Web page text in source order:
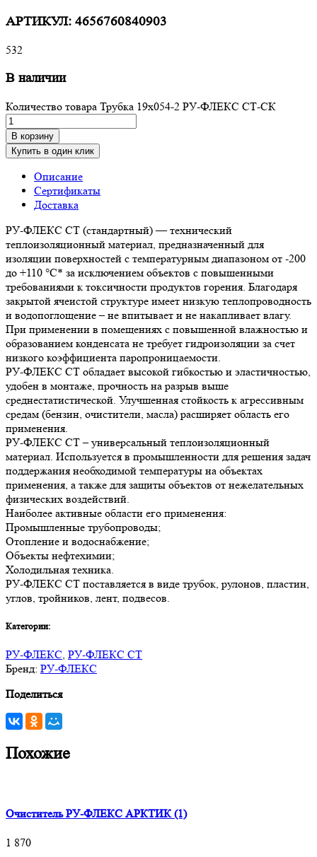
АРТИКУЛ: 4656760840903
532
В наличии
Количество товара Трубка 19х054-2 РУ-ФЛЕКС СТ-СК
В корзину
Купить в один клик
Описание
Сертификаты
Доставка
РУ-ФЛЕКС СТ (стандартный) — технический
теплоизоляционный материал, предназначенный для
изоляции поверхностей с температурным диапазоном от -200
до +110 °С* за исключением объектов с повышенными
требованиями к токсичности продуктов горения. Благодаря
закрытой ячеистой структуре имеет низкую теплопроводность
и водопоглощение – не впитывает и не накапливает влагу.
При применении в помещениях с повышенной влажностью и
образованием конденсата не требует гидроизоляции за счет
низкого коэффициента паропроницаемости.
РУ-ФЛЕКС СТ обладает высокой гибкостью и эластичностью,
удобен в монтаже, прочность на разрыв выше
среднестатистической. Улучшенная стойкость к агрессивным
средам (бензин, очистители, масла) расширяет область его
применения.
РУ-ФЛЕКС СТ – универсальный теплоизоляционный
материал. Используется в промышленности для решения задач
поддержания необходимой температуры на объектах
применения, а также для защиты объектов от нежелательных
физических воздействий.
Наиболее активные области его применения:
Промышленные трубопроводы;
Отопление и водоснабжение;
Объекты нефтехимии;
Холодильная техника.
РУ-ФЛЕКС СТ поставляется в виде трубок, рулонов, пластин,
углов, тройников, лент, подвесов.
Категории:
РУ-ФЛЕКС, РУ-ФЛЕКС СТ
Бренд: РУ-ФЛЕКС
Поделиться
Похожие
Очиститель РУ-ФЛЕКС АРКТИК (1)
1 870